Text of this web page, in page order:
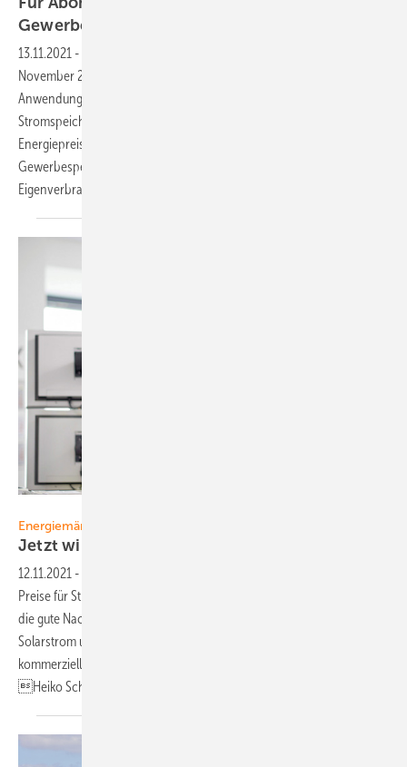
Gewerbespeicher
13.11.2021 -
November 2021 erschienen. Darin geht es um neue Produkte, neue
Anwendungen und neue Märkte für gewerbliche
Stromspeichersysteme. Getrieben von den steigenden
Energiepreisen für die Firmen und die Industrie wird der
Gewerbespeicher zum Herz und Hirn des kommerziellen
Eigenverbrauchs – um die Energiekosten nachhaltig zu
Energiemärkte
Jetzt wird neu
12.11.2021 -
Preise für Strom und Erdgas steigen, vor allem für Firmenkunden. Nun
die gute Nachricht: Es gibt preiswerte Alternativen – nämlich den
Solarstrom und leistungsstarke Gewerbespeicher. Nun dürften
kommerzielle Eigenstromsysteme stark an Bedeutung gewinnen.
HeikoSchwarzburger